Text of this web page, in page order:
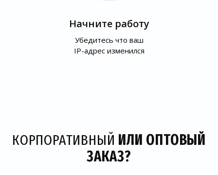
Начните работу
Убедитесь что ваш
IP-адрес изменился
КОРПОРАТИВНЫЙ ИЛИ ОПТОВЫЙ
ЗАКАЗ?